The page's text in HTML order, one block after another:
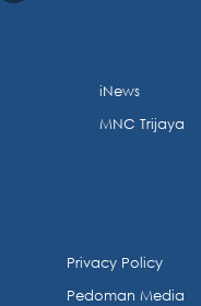
iNews
MNC Trijaya
Privacy Policy
Pedoman Media